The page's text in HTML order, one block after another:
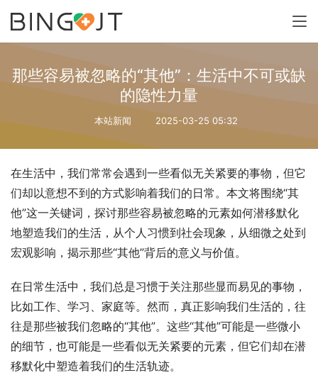
那些容易被忽略的“其他”：生活中不可或缺
的隐性力量
本站新闻 2025-03-25 05:32
在生活中，我们常常会遇到一些看似无关紧要的事物，但它
们却以意想不到的方式影响着我们的日常。本文将围绕“其
他”这一关键词，探讨那些容易被忽略的元素如何潜移默化
地塑造我们的生活，从个人习惯到社会现象，从细微之处到
宏观影响，揭示那些“其他”背后的意义与价值。
在日常生活中，我们总是习惯于关注那些显而易见的事物，
比如工作、学习、家庭等。然而，真正影响我们生活的，往
往是那些被我们忽略的“其他”。这些“其他”可能是一些微小
的细节，也可能是一些看似无关紧要的元素，但它们却在潜
移默化中塑造着我们的生活轨迹。